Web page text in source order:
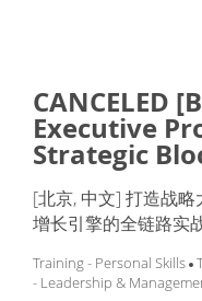
CANCELED
Executive
Strategic
[北京, 中文] 打造战
增长引擎的全链路实
Training - Personal Skills
- Leadership &